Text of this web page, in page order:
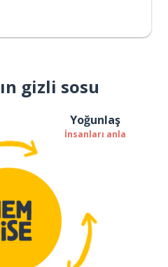
gizli sosu
Yoğunlaş
İnsanları anla